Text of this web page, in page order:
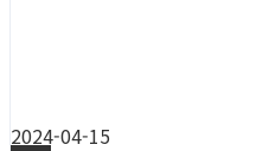
2024-04-15